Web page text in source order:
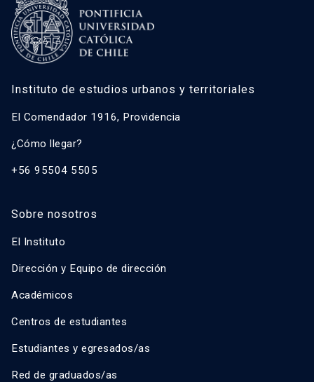
Instituto de estudios urbanos y territoriales
El Comendador 1916, Providencia
¿Cómo llegar?
+56 95504 5505
Sobre nosotros
El Instituto
Dirección y Equipo de dirección
Académicos
Centros de estudiantes
Estudiantes y egresados/as
Red de graduados/as